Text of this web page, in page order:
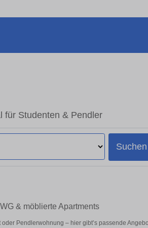
für Studenten & Pendler
Suchen
& möblierte Apartments
Pendlerwohnung – hier gibt’s passende